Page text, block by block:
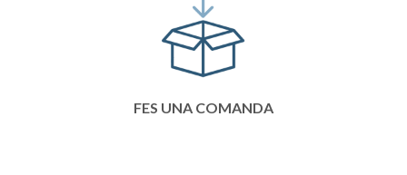
FES UNA COMANDA